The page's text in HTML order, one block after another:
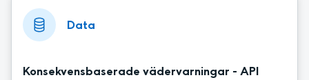
Data
Konsekvensbaserade vädervarningar - API